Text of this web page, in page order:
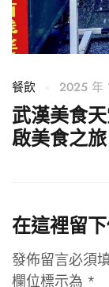
餐飲 2025 年
武漢美食
啟美食之
在這裡留
發佈留言必須
欄位標示為 *